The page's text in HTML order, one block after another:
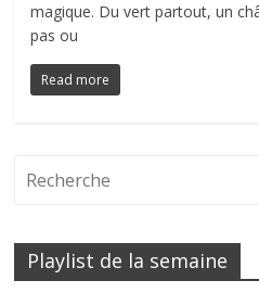
magique. Du vert partout, un
pas ou
Read more
Playlist de la semaine